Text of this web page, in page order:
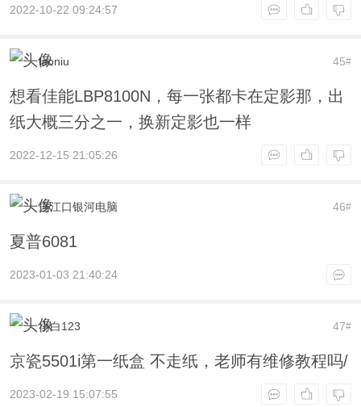
2022-10-22 09:24:57
45#
laoniu
想看佳能LBP8100N，每一张都卡在定影那，出
纸大概三分之一，换新定影也一样
2022-12-15 21:05:26
46#
连江口银河电脑
夏普6081
2023-01-03 21:40:24
47#
小白123
京瓷5501i第一纸盒 不走纸，老师有维修教程吗/
2023-02-19 15:07:55